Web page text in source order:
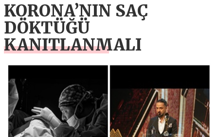
KORONA’NIN SAÇ
DÖKTÜĞÜ
KANITLANMALI